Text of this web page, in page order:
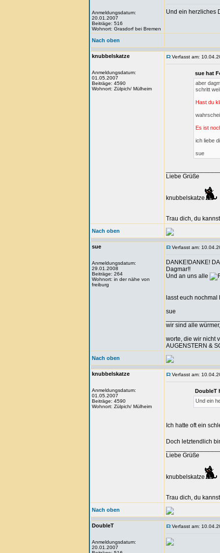
Anmeldungsdatum:
20.01.2007
Beiträge: 516
Wohnort: Grasdorf bei Bremen
Und ein herzliches
Nach oben
knubbelskatze
Anmeldungsdatum:
01.05.2007
Beiträge: 4590
Wohnort: Zülpich/ Mülheim
Verfasst am:
sue hat
aber
schritt
Hast du
Es ist
ich liebe
sue
Liebe Grüße
knubbelskatze
Trau dich, du
Nach oben
sue
Anmeldungsdatum:
29.01.2008
Beiträge: 264
Wohnort: in der nähe von
freiburg
Verfasst am:
DANKE!DANKE!
Dagmar!!
Und an uns alle
lasst euch
sue
wir sind alle
worte, die wir nicht
AUGENSTERN &
Nach oben
knubbelskatze
Anmeldungsdatum:
01.05.2007
Beiträge: 4590
Wohnort: Zülpich/ Mülheim
Verfasst am:
DoubleT
Und ein
Ich hatte oft ein
Doch letztendlich
Liebe Grüße
knubbelskatze
Trau dich, du
Nach oben
DoubleT
Anmeldungsdatum:
20.01.2007
Verfasst am: